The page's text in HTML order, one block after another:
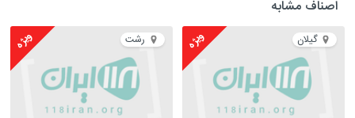
اصناف مشابه
گیلان ویژه رشت ویژه